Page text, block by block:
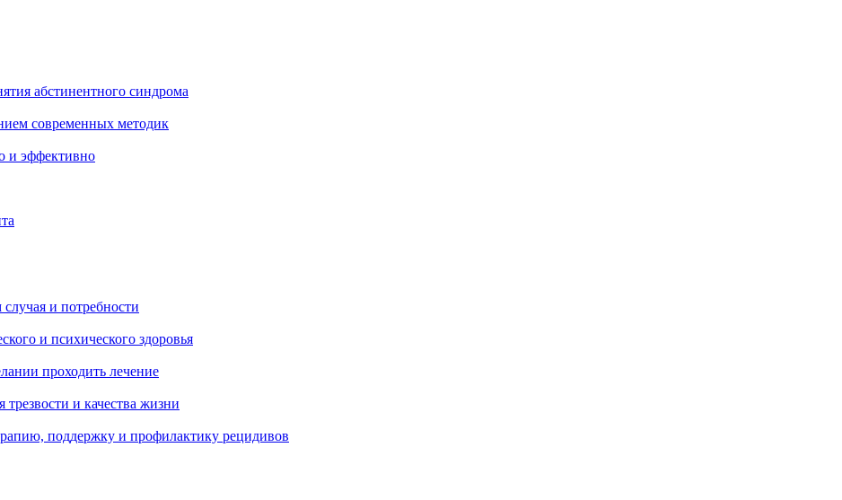
абстинентного синдрома
современных методик
и эффективно
и потребности
и психического здоровья
проходить лечение
и качества жизни
поддержку и профилактику рецидивов